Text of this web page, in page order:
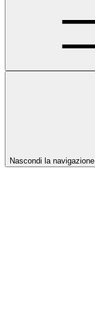
Nascondi la navigazione